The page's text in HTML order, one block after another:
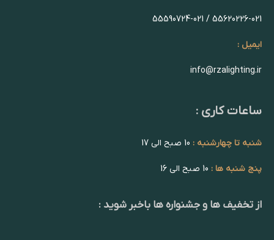
55620226-021 / 55590724-021
ایمیل :
info@rzalighting.ir
ساعات کاری :
شنبه تا چهارشنبه :
پنج شنبه ها :
از تخفیف ها و جشنواره ها باخبر شوید :